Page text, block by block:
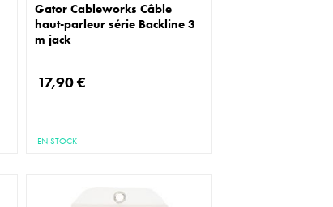
Gator Cableworks Câble
haut-parleur série Backline 3
m jack
17,90 €
EN STOCK